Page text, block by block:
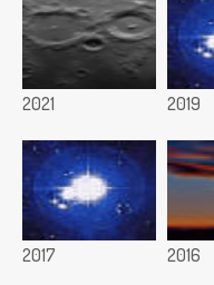
2021 2019
2017 2016